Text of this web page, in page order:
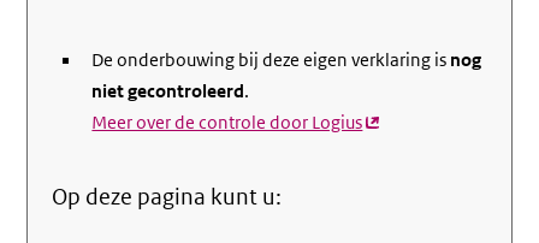
De onderbouwing bij deze eigen verklaring is nog
niet gecontroleerd.
Meer over de controle door Logius(externe
Op deze pagina kunt u: